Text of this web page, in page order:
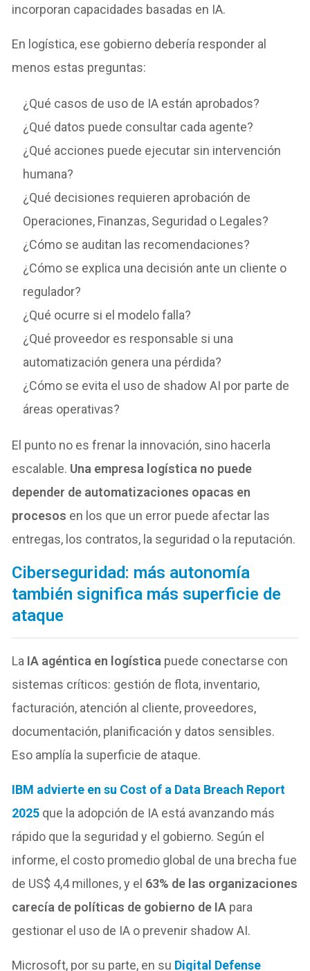
incorporan capacidades basadas en IA.
En logística, ese gobierno debería responder al
menos estas preguntas:
¿Qué casos de uso de IA están aprobados?
¿Qué datos puede consultar cada agente?
¿Qué acciones puede ejecutar sin intervención
humana?
¿Qué decisiones requieren aprobación de
Operaciones, Finanzas, Seguridad o Legales?
¿Cómo se auditan las recomendaciones?
¿Cómo se explica una decisión ante un cliente o
regulador?
¿Qué ocurre si el modelo falla?
¿Qué proveedor es responsable si una
automatización genera una pérdida?
¿Cómo se evita el uso de shadow AI por parte de
áreas operativas?
El punto no es frenar la innovación, sino hacerla
escalable. Una empresa logística no puede
depender de automatizaciones opacas en
procesos en los que un error puede afectar las
entregas, los contratos, la seguridad o la reputación.
Ciberseguridad: más autonomía
también significa más superficie de
ataque
La IA agéntica en logística puede conectarse con
sistemas críticos: gestión de flota, inventario,
facturación, atención al cliente, proveedores,
documentación, planificación y datos sensibles.
Eso amplía la superficie de ataque.
IBM advierte en su Cost of a Data Breach Report
2025 que la adopción de IA está avanzando más
rápido que la seguridad y el gobierno. Según el
informe, el costo promedio global de una brecha fue
de US$ 4,4 millones, y el 63% de las organizaciones
carecía de políticas de gobierno de IA para
gestionar el uso de IA o prevenir shadow AI.
Microsoft, por su parte, en su Digital Defense